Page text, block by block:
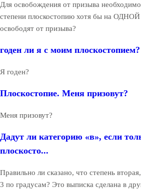
Для освобождения от призыва
степени плоскостопию хотя бы на ОДНОЙ
освободят от призыва?
годен ли я с моим плоскостопием?
Я годен?
Плоскостопие. Меня призовут?
Меня призовут?
Дадут ли категорию «в», если
плоскосто...
Правильно ли сказано, что степень
3 по градусам? Это выписка сделана в